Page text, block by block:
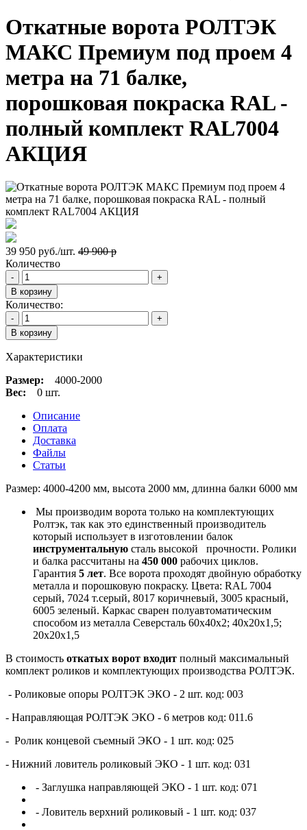
Откатные ворота РОЛТЭК
МАКС Премиум под проем 4
метра на 71 балке,
порошковая покраска RAL -
полный комплект RAL7004
АКЦИЯ
39 950 руб./шт. 49 900 p
Количество
-
+
В корзину
Количество:
-
+
В корзину
Характеристики
Размер:
4000-2000
Вес:
0 шт.
Описание
Оплата
Доставка
Файлы
Статьи
Размер: 4000-4200 мм, высота 2000 мм, длинна балки 6000 мм
Мы производим ворота только на комплектующих
Ролтэк, так как это единственный производитель
который использует в изготовлении балок
инструментальную сталь высокой прочности. Ролики
и балка рассчитаны на 450 000 рабочих циклов.
Гарантия 5 лет. Все ворота проходят двойную обработку
металла и порошковую покраску. Цвета: RAL 7004
серый, 7024 т.серый, 8017 коричневый, 3005 красный,
6005 зеленый. Каркас сварен полуавтоматическим
способом из металла Северсталь 60х40х2; 40х20х1,5;
20х20х1,5
В стоимость откатых ворот входит полный максимальный
комплект роликов и комплектующих производства РОЛТЭК.
- Роликовые опоры РОЛТЭК ЭКО - 2 шт. код: 003
- Направляющая РОЛТЭК ЭКО - 6 метров код: 011.6
- Ролик концевой съемный ЭКО - 1 шт. код: 025
- Нижний ловитель роликовый ЭКО - 1 шт. код: 031
- Заглушка направляющей ЭКО - 1 шт. код: 071
- Ловитель верхний роликовый - 1 шт. код: 037